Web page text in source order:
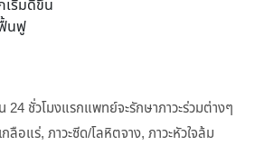
เริ่มดีขึ้น
ฟื้นฟู
น 24 ชั่วโมงแรกแพทย์จะรักษาภาวะร่วมต่างๆ
ลือแร่, ภาวะซีด/โลหิตจาง, ภาวะหัวใจล้ม